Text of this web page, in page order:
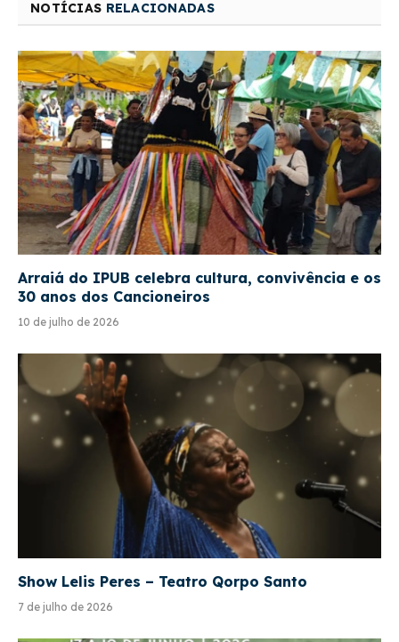
NOTÍCIAS RELACIONADAS
Arraiá do IPUB celebra cultura, convivência e os
30 anos dos Cancioneiros
10 de julho de 2026
Show Lelis Peres – Teatro Qorpo Santo
7 de julho de 2026